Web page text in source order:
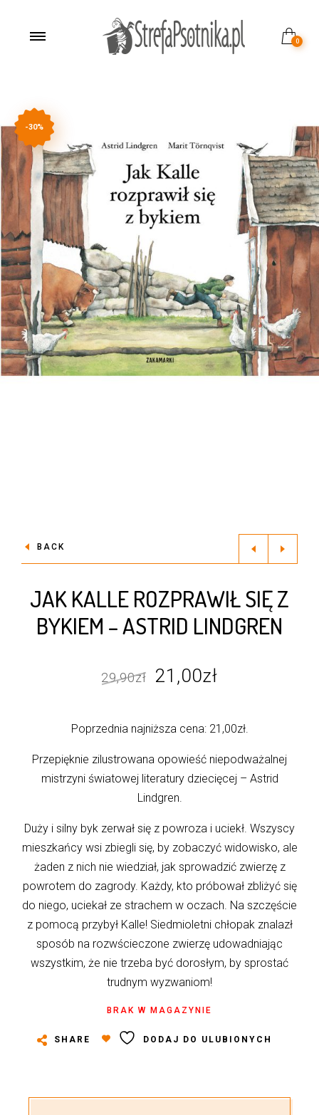
0
-30%
BACK
JAK KALLE ROZPRAWIŁ SIĘ Z
BYKIEM – ASTRID LINDGREN
29,90zł
Pierwotna
wynosiła:
29,90zł.
21,00zł
wynosi:
21,00zł.
Poprzednia najniższa cena: 21,00zł.
Przepięknie zilustrowana opowieść niepodważalnej
mistrzyni światowej literatury dziecięcej – Astrid
Lindgren.
Duży i silny byk zerwał się z powroza i uciekł. Wszyscy
mieszkańcy wsi zbiegli się, by zobaczyć widowisko, ale
żaden z nich nie wiedział, jak sprowadzić zwierzę z
powrotem do zagrody. Każdy, kto próbował zbliżyć się
do niego, uciekał ze strachem w oczach. Na szczęście
z pomocą przybył Kalle! Siedmioletni chłopak znalazł
sposób na rozwścieczone zwierzę udowadniając
wszystkim, że nie trzeba być dorosłym, by sprostać
trudnym wyzwaniom!
BRAK W MAGAZYNIE
SHARE DODAJ DO ULUBIONYCH